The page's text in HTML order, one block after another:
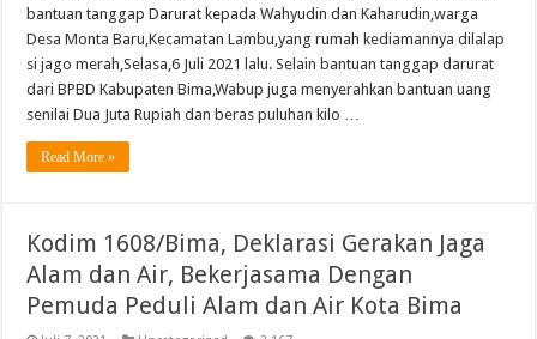
bantuan tanggap Darurat kepada Wahyudin dan Kaharudin,warga
Desa Monta Baru,Kecamatan Lambu,yang rumah kediamannya dilalap
si jago merah,Selasa,6 Juli 2021 lalu. Selain bantuan tanggap darurat
dari BPBD Kabupaten Bima,Wabup juga menyerahkan bantuan uang
senilai Dua Juta Rupiah dan beras puluhan kilo …
Read More »
Kodim 1608/Bima, Deklarasi Gerakan Jaga
Alam dan Air, Bekerjasama Dengan
Pemuda Peduli Alam dan Air Kota Bima